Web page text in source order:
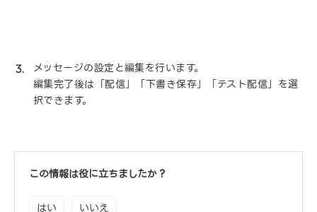
メッセージの設定と編集を行います。
編集完了後は「配信」「下書き保存」「テスト配信」を選
択できます。
この情報は役に立ちましたか？
はい いいえ